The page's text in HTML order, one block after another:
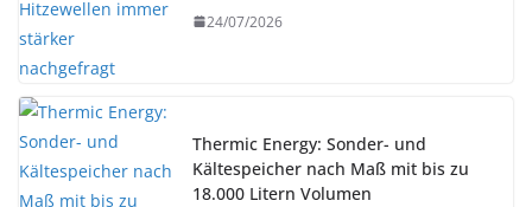
24/07/2026
Thermic Energy: Sonder- und
Kältespeicher nach Maß mit bis zu
18.000 Litern Volumen